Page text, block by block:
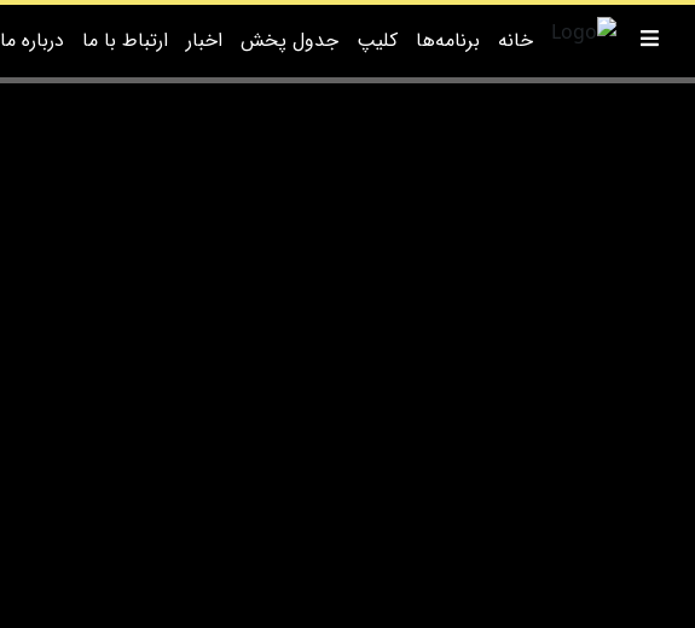
خانه برنامه‌ها کلیپ جدول پخش اخبار ارتباط با ما درباره ما